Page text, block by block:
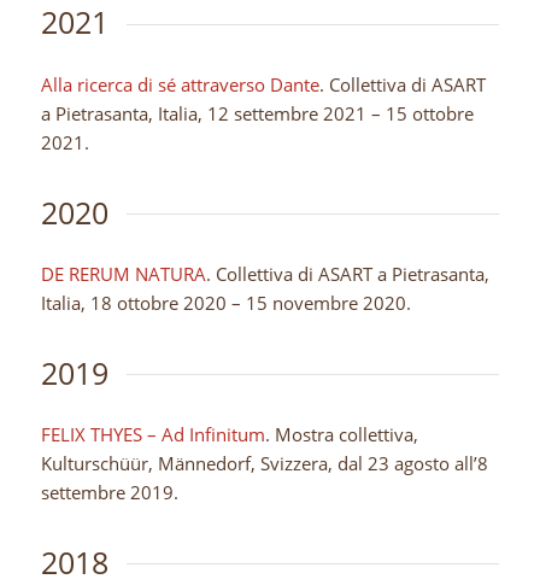
2021
Alla ricerca di sé attraverso Dante. Collettiva di ASART
a Pietrasanta, Italia, 12 settembre 2021 – 15 ottobre
2021.
2020
DE RERUM NATURA. Collettiva di ASART a Pietrasanta,
Italia, 18 ottobre 2020 – 15 novembre 2020.
2019
FELIX THYES – Ad Infinitum. Mostra collettiva,
Kulturschüür, Männedorf, Svizzera, dal 23 agosto all’8
settembre 2019.
2018